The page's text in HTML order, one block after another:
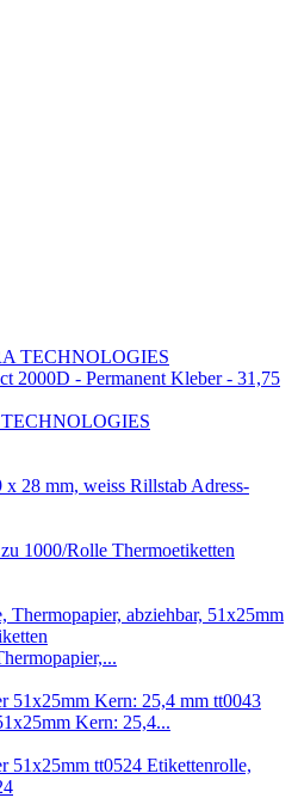
Rillstab Adress-
Thermoetiketten
Kern: 25,4...
Etikettenrolle,